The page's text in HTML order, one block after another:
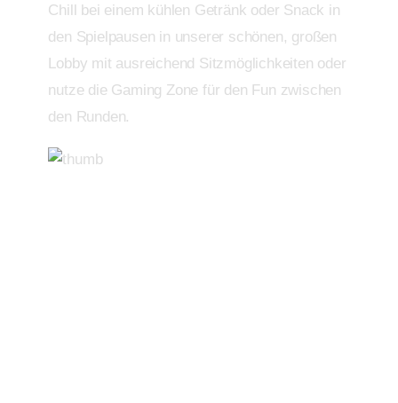
Chill bei einem kühlen Getränk oder Snack in
den Spielpausen in unserer schönen, großen
Lobby mit ausreichend Sitzmöglichkeiten oder
nutze die Gaming Zone für den Fun zwischen
den Runden.